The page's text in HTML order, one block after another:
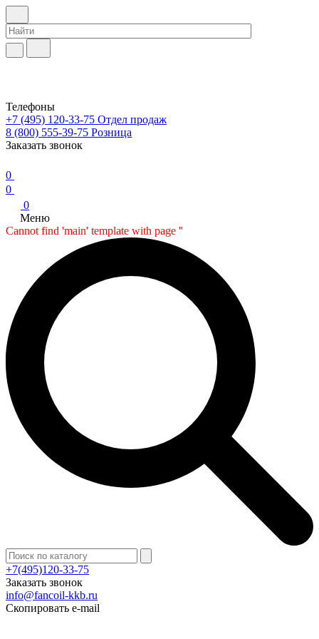
Телефоны
+7 (495) 120-33-75 Отдел продаж
8 (800) 555-39-75 Розница
Заказать звонок
0
0
0
Меню
Cannot find 'main' template with page ''
+7(495)120-33-75
Заказать звонок
info@fancoil-kkb.ru
Скопировать e-mail